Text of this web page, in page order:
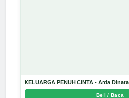
KELUARGA PENUH CINTA - Arda Dinata
Beli / Baca